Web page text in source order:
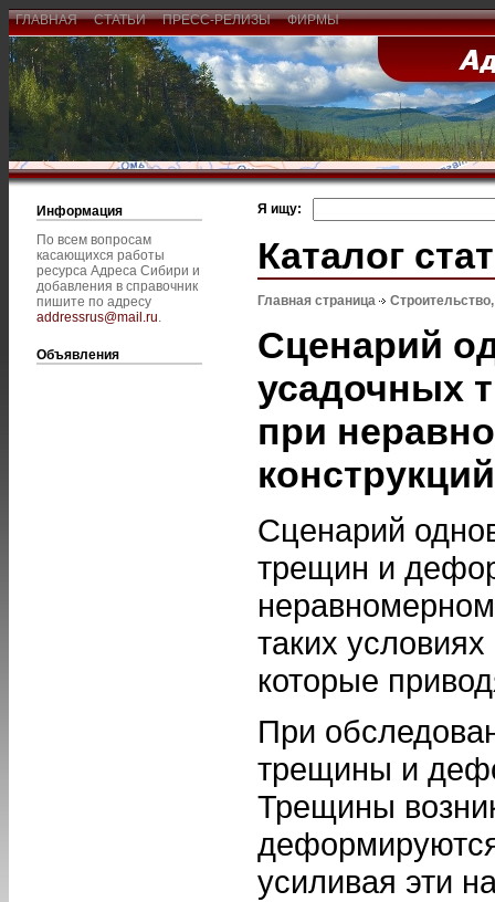
ГЛАВНАЯ СТАТЬИ ПРЕСС-РЕЛИЗЫ ФИРМЫ
Информация
По всем вопросам
касающихся работы
ресурса Адреса Сибири и
добавления в справочник
пишите по адресу
addressrus@mail.ru.
Объявления
Я ищу:
Каталог
Главная страница
Сценарий
усадочных
при
конструкций
Сценарий
трещин и
таких
которые
При
трещины и
Трещины
усиливая эти